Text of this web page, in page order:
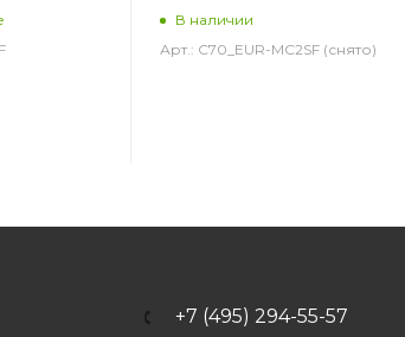
В наличии
Арт.: C70_EUR-MC2SF (снято)
+7 (495) 294-55-57